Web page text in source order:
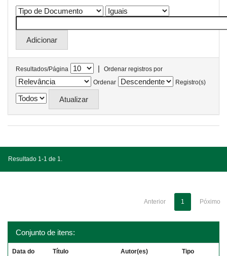
Resultados/Página |
Ordenar registros por
Ordenar
Registro(s)
Resultado 1-1 de 1.
Anterior 1 Póximo
Conjunto de itens:
Data do
Título Autor(es) Tipo